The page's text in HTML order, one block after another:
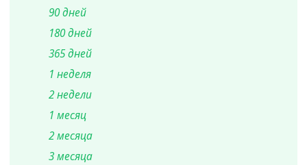
90 дней
180 дней
365 дней
1 неделя
2 недели
1 месяц
2 месяца
3 месяца